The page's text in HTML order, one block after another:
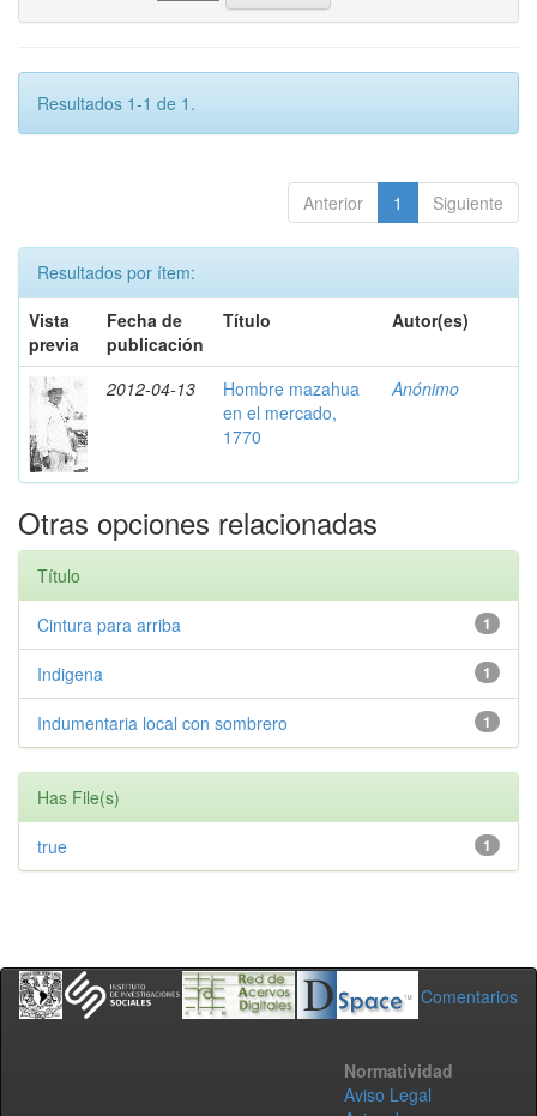
Resultados 1-1 de 1.
Anterior 1 Siguiente
Resultados por ítem:
Vista
previa
Fecha de
publicación
Título Autor(es)
2012-04-13
Hombre mazahua
en el mercado,
1770
Anónimo
Otras opciones relacionadas
Título
1
Cintura para arriba
1
Indigena
1
Indumentaria local con sombrero
Has File(s)
1
true
Comentarios
Normatividad
Aviso Legal